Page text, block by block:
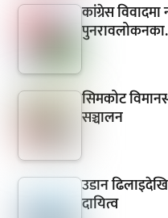
कांग्रेस
सिमकोट
सञ्चालन
उडान
दायित्व